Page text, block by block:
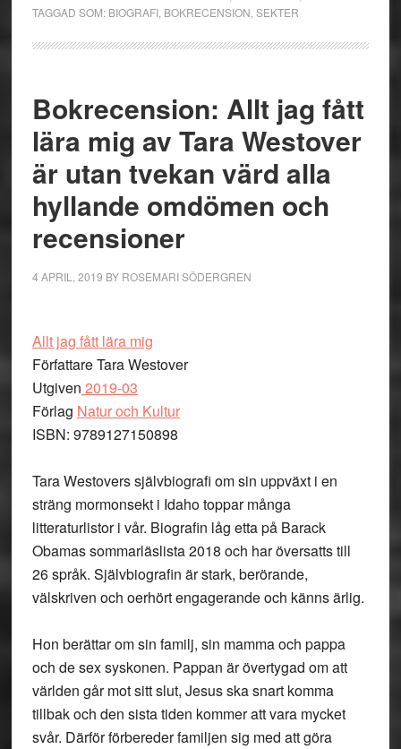
TAGGAD SOM: BIOGRAFI, BOKRECENSION SEKTER
Bokrecension: Allt jag fått
lära mig av Tara Westover
är utan tvekan värd alla
hyllande omdömen och
recensioner
4 APRIL, 2019 BY ROSEMARI SÖDERGREN
Allt jag fått lära mig
Författare Tara Westover
Utgiven 2019-03
Förlag Natur och Kultur
ISBN: 9789127150898
Tara Westovers självbiografi om sin uppväxt i en
sträng mormonsekt i Idaho toppar många
litteraturlistor i vår. Biografin låg etta på Barack
Obamas sommarläslista 2018 och har översatts till
26 språk. Självbiografin är stark, berörande,
välskriven och oerhört engagerande och känns ärlig.
Hon berättar om sin familj, sin mamma och pappa
och de sex syskonen. Pappan är övertygad om att
världen går mot sitt slut, Jesus ska snart komma
tillbak och den sista tiden kommer att vara mycket
svår. Därför förbereder familjen sig med att göra